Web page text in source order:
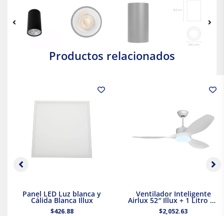
Productos relacionados
Panel LED Luz blanca y
Cálida Blanca Illux
$426.88
Ventilador Inteligente
Airlux 52″ Illux + 1 Litro de
Pintura Blanca Acuario
$2,052.63